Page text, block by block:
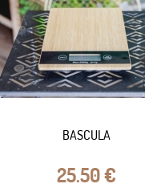
BASCULA
25.50€